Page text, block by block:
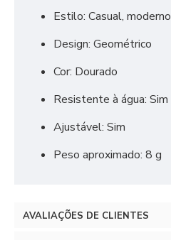
Estilo: Casual, moderno
Design: Geométrico
Cor: Dourado
Resistente à água: Sim
Ajustável: Sim
Peso aproximado: 8 g
AVALIAÇÕES DE CLIENTES